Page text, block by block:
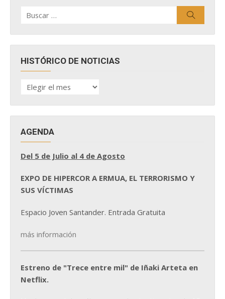
por:
HISTÓRICO DE NOTICIAS
HISTÓRICO
DE
AGENDA
Del 5 de Julio al 4 de Agosto
EXPO DE HIPERCOR A ERMUA, EL TERRORISMO Y
SUS VÍCTIMAS
Espacio Joven Santander. Entrada Gratuita
más información
Estreno de "Trece entre mil" de Iñaki Arteta en
Netflix.